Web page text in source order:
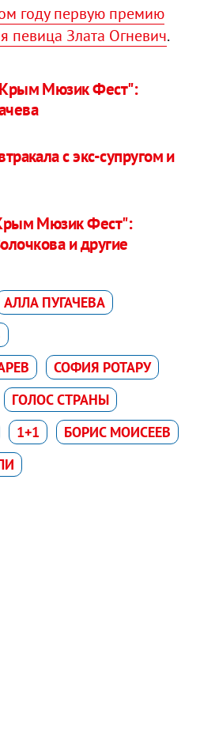
году первую премию
певица Злата Огневич.
Мюзик Фест":
с экс-супругом и
Мюзик Фест":
и другие
АЛЛА ПУГАЧЕВА
СОФИЯ РОТАРУ
ГОЛОС СТРАНЫ
1+1
БОРИС МОИСЕЕВ